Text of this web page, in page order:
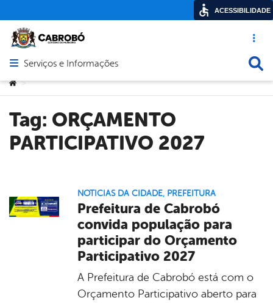
Acesso
Abrir menu principal de navegação
Serviços e Informações
Você está aqui:
>
Tag: ORÇAMENTO
PARTICIPATIVO 2027
NOTICIAS DA CIDADE, PREFEITURA
Prefeitura de Cabrobó
convida população para
participar do Orçamento
Participativo 2027
A Prefeitura de Cabrobó está com o
Orçamento Participativo aberto para
ACESSIBILIDADE